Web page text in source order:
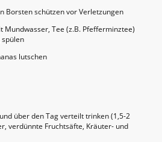
Borsten schützen vor Verletzungen
Mundwasser, Tee (z.B. Pfefferminztee)
lutschen
über den Tag verteilt trinken (1,5-2
verdünnte Fruchtsäfte, Kräuter- und